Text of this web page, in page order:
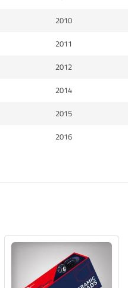
2010
2011
2012
2014
2015
2016